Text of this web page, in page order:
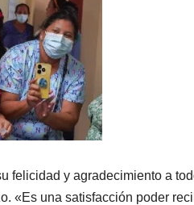
felicidad y agradecimiento a
«Es una satisfacción poder